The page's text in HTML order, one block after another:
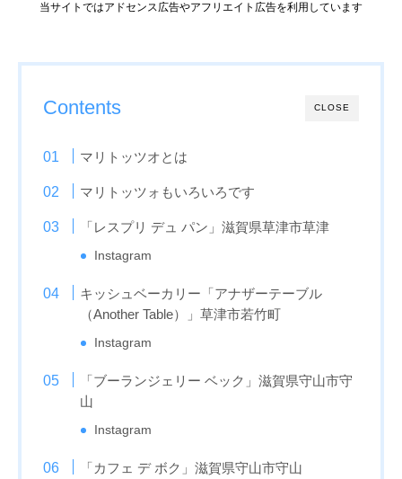
当サイトではアドセンス広告やアフリエイト広告を利用しています
CLOSE
Contents
マリトッツオとは
マリトッツォもいろいろです
「レスプリ デュ パン」滋賀県草津市草津
Instagram
キッシュベーカリー「アナザーテーブル
（Another Table）」草津市若竹町
Instagram
「ブーランジェリー ベック」滋賀県守山市守
山
Instagram
「カフェ デ ボク」滋賀県守山市守山